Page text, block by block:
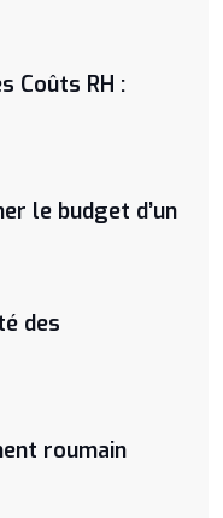
Coûts RH :
le budget d’un
des
roumain